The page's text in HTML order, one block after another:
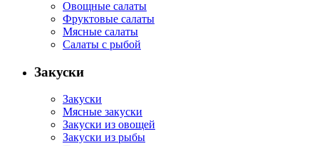
Овощные салаты
Фруктовые салаты
Мясные салаты
Салаты с рыбой
Закуски
Закуски
Мясные закуски
Закуски из овощей
Закуски из рыбы